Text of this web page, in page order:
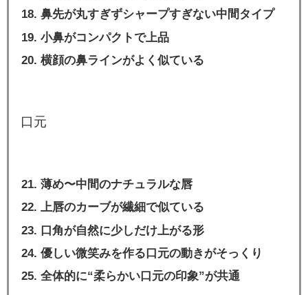
鼻先が丸すぎずシャープすぎない中間タイプ
小鼻がコンパクトで上品
横顔の鼻ラインがよく似ている
口元
薄め〜中間のナチュラルな唇
上唇のカーブが繊細で似ている
口角が自然に少しだけ上がる形
優しい微笑みを作る口元の動きがそっくり
全体的に“柔らかい口元の印象”が共通